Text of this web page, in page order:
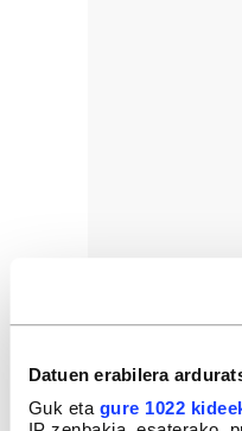
Datuen erabilera
Guk eta gure 1022